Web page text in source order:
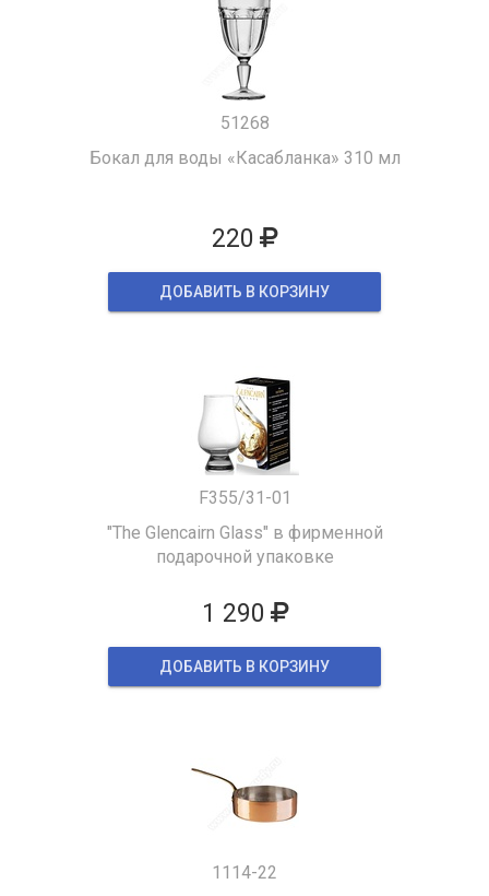
51268
Бокал для воды «Касабланка» 310 мл
220
ДОБАВИТЬ В КОРЗИНУ
F355/31-01
"The Glencairn Glass" в фирменной
подарочной упаковке
1 290
ДОБАВИТЬ В КОРЗИНУ
1114-22